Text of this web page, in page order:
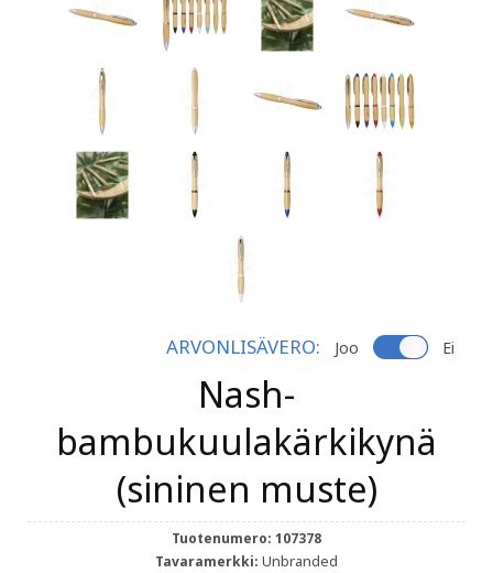
ARVONLISÄVERO: Joo Ei
Nash-
bambukuulakärkikynä
(sininen muste)
Tuotenumero: 107378
Tavaramerkki: Unbranded